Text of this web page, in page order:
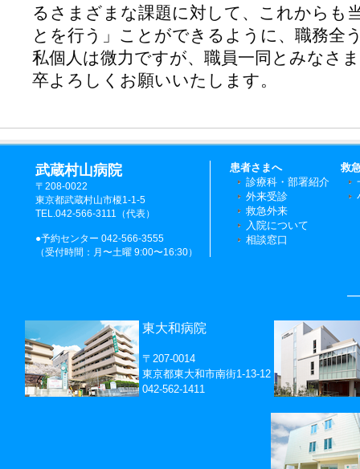
るさまざまな課題に対して、これからも
とを行う」ことができるように、職務全
私個人は微力ですが、職員一同とみなさ
卒よろしくお願いいたします。
武蔵村山病院
〒208-0022
東京都武蔵村山市榎1-1-5
TEL.042-566-3111（代表）
●予約センター 042-566-3555
（受付時間：月〜土曜 9:00〜16:30）
患者さまへ
診療科・部署紹介
外来受診
救急外来
入院について
相談窓口
救
―
東大和病院
〒207-0014
東京都東大和市南街1-13-12
042-562-1411